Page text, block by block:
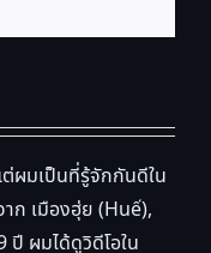
ผมเป็นที่รู้จักกันดีใน
ก เมืองฮุ่ย (Huế),
ปี ผมได้ดูวิดีโอใน